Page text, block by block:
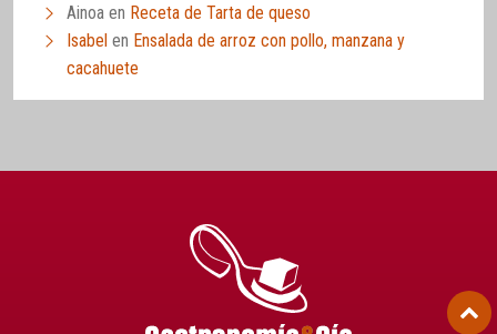
Ainoa en Receta de Tarta de queso
Isabel en Ensalada de arroz con pollo, manzana y
cacahuete